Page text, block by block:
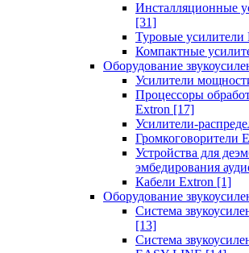
Инсталляционные
[31]
Туровые усилители
Компактные
Оборудование
Усилители
Процессоры
Extron [17]
Усилители-
Громкоговорители
Устройства для
эмбедирования
Кабели Extron [1]
Оборудование
Система
[13]
Система